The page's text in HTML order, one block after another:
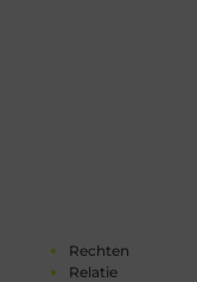
Rechten
Relatie